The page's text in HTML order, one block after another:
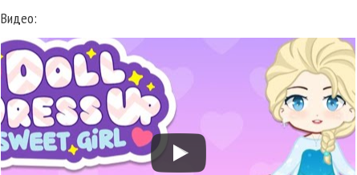
Видео: